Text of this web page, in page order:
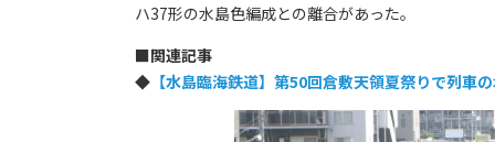
ハ37形の水島色編成との離合があった。
■関連記事
◆ 【水島臨海鉄道】第50回倉敷天領夏祭りで列車